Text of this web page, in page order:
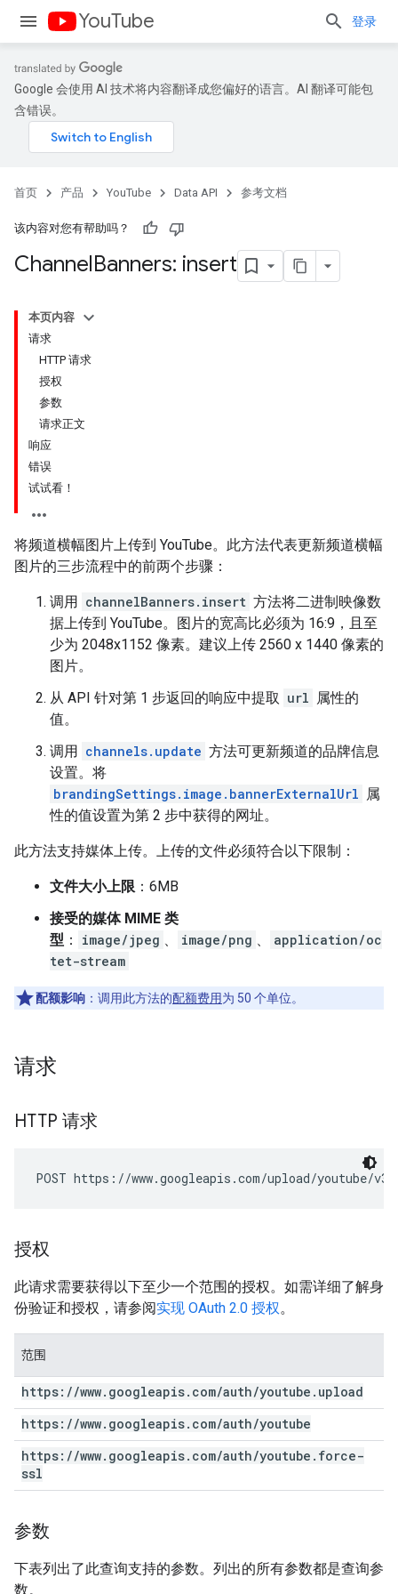
YouTube 登录
Google 会使用 AI 技术将内容翻译成您偏好的语言。AI 翻译可能包
含错误。
首页 产品 YouTube Data API 参考文档
该内容对您有帮助吗？
ChannelBanners: insert
本页内容
请求
HTTP 请求
授权
参数
请求正文
响应
错误
试试看！
将频道横幅图片上传到 YouTube。此方法代表更新频道横幅
图片的三步流程中的前两个步骤：
调用 channelBanners.insert 方法将二进制映像数
据上传到 YouTube。图片的宽高比必须为 16:9，且至
少为 2048x1152 像素。建议上传 2560 x 1440 像素的
图片。
从 API 针对第 1 步返回的响应中提取 url 属性的
值。
调用 channels.update 方法可更新频道的品牌信息
设置。将
brandingSettings.image.bannerExternalUrl 属
性的值设置为第 2 步中获得的网址。
此方法支持媒体上传。上传的文件必须符合以下限制：
文件大小上限 ：6MB
接受的媒体 MIME 类
型 ： image/jpeg 、 image/png 、
application/oc
tet-stream
配额影响 ：调用此方法的配额费用为 50 个单位。
请求
HTTP 请求
POST https://www.googleapis.com/upload/youtube/
授权
此请求需要获得以下至少一个范围的授权。如需详细了解身
份验证和授权，请参阅实现 OAuth 2.0 授权。
范围
https: //www. googleapis. com/auth/youtube . upload
https: //www. googleapis. com/auth/youtube
https: //www. googleapis. com/auth/youtube . force-
ssl
参数
下表列出了此查询支持的参数。列出的所有参数都是查询参
数。